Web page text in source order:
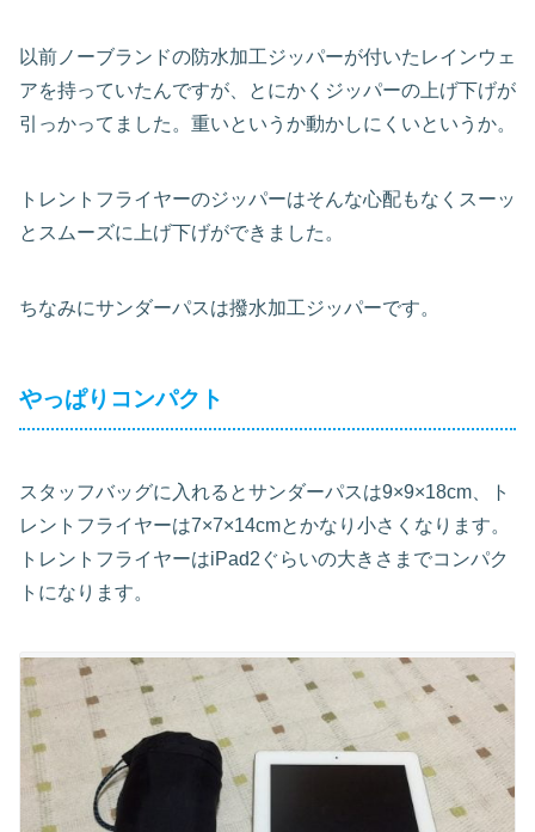
以前ノーブランドの防水加工ジッパーが付いたレインウェ
アを持っていたんですが、とにかくジッパーの上げ下げが
引っかってました。重いというか動かしにくいというか。
トレントフライヤーのジッパーはそんな心配もなくスーッ
とスムーズに上げ下げができました。
ちなみにサンダーパスは撥水加工ジッパーです。
やっぱりコンパクト
スタッフバッグに入れるとサンダーパスは9×9×18cm、ト
レントフライヤーは7×7×14cmとかなり小さくなります。
トレントフライヤーはiPad2ぐらいの大きさまでコンパク
トになります。